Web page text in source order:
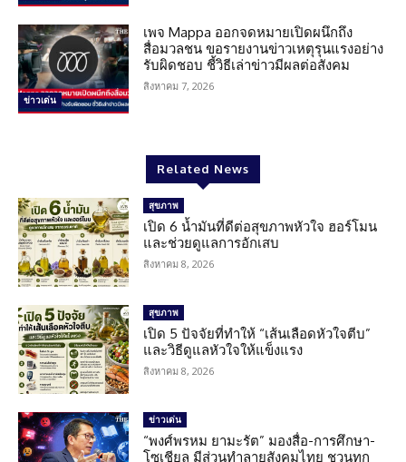
ข่าวเด่น
เพจ Mappa ออกจดหมายเปิดผนึกถึง
สื่อมวลชน ขอรายงานข่าวเหตุรุนแรงอย่าง
รับผิดชอบ ชี้วิธีเล่าข่าวมีผลต่อสังคม
สิงหาคม 7, 2026
Related News
สุขภาพ
เปิด 6 น้ำมันที่ดีต่อสุขภาพหัวใจ ฮอร์โมน
และช่วยดูแลการอักเสบ
สิงหาคม 8, 2026
สุขภาพ
เปิด 5 ปัจจัยที่ทำให้ “เส้นเลือดหัวใจตีบ”
และวิธีดูแลหัวใจให้แข็งแรง
สิงหาคม 8, 2026
ข่าวเด่น
“พงศ์พรหม ยามะรัต” มองสื่อ-การศึกษา-
โซเชียล มีส่วนทำลายสังคมไทย ชวนทุก